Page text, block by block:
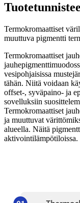
Termokromaattiset
muuttuva pigmentti
Termokromaattiset
vesipohjaisissa
tähän. Niitä voidaan
offset-, syväpaino- ja
sovelluksiin
Termokromaattiset
ja muuttuvat
alueella. Näitä
aktivointilämpötiloissa.